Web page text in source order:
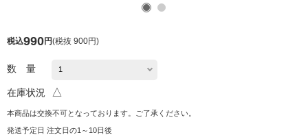
税込990円(税抜 900円)
数 量
在庫状況 △
本商品は交換不可となっております。ご了承ください。
発送予定日 注文日の1～10日後